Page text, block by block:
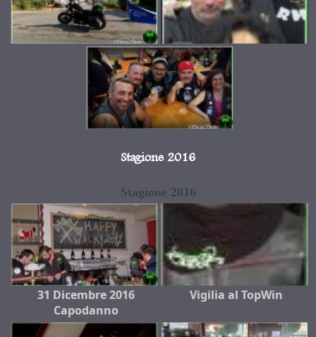
Stagione 2016
Stagione 2016
31 Dicembre 2016
Capodanno
Vigilia al TopWin